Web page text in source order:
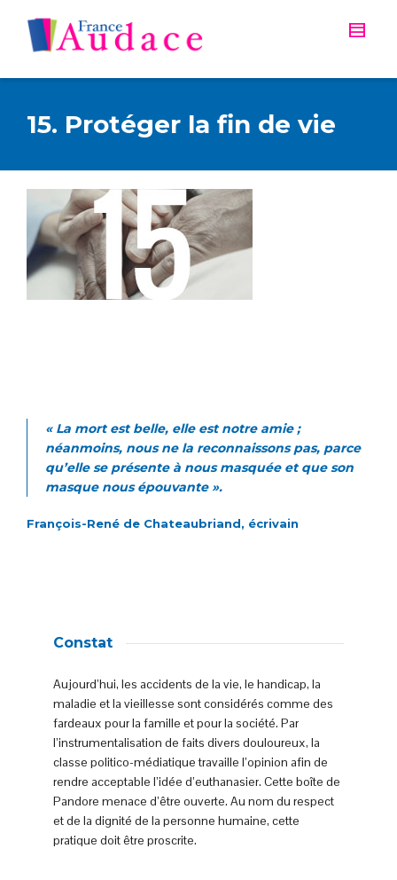
15. Protéger la fin de vie
« La mort est belle, elle est notre amie ;
néanmoins, nous ne la reconnaissons pas, parce
qu’elle se présente à nous masquée et que son
masque nous épouvante ».
François-René de Chateaubriand, écrivain
Constat
Aujourd’hui, les accidents de la vie, le handicap, la
maladie et la vieillesse sont considérés comme des
fardeaux pour la famille et pour la société. Par
l’instrumentalisation de faits divers douloureux, la
classe politico-médiatique travaille l’opinion afin de
rendre acceptable l’idée d’euthanasier. Cette boîte de
Pandore menace d’être ouverte. Au nom du respect
et de la dignité de la personne humaine, cette
pratique doit être proscrite.